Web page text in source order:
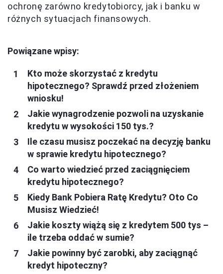
ochronę zarówno kredytobiorcy, jak i banku w
różnych sytuacjach finansowych.
Powiązane wpisy:
Kto może skorzystać z kredytu
hipotecznego? Sprawdź przed złożeniem
wniosku!
Jakie wynagrodzenie pozwoli na uzyskanie
kredytu w wysokości 150 tys.?
Ile czasu musisz poczekać na decyzję banku
w sprawie kredytu hipotecznego?
Co warto wiedzieć przed zaciągnięciem
kredytu hipotecznego?
Kiedy Bank Pobiera Ratę Kredytu? Oto Co
Musisz Wiedzieć!
Jakie koszty wiążą się z kredytem 500 tys –
ile trzeba oddać w sumie?
Jakie powinny być zarobki, aby zaciągnąć
kredyt hipoteczny?